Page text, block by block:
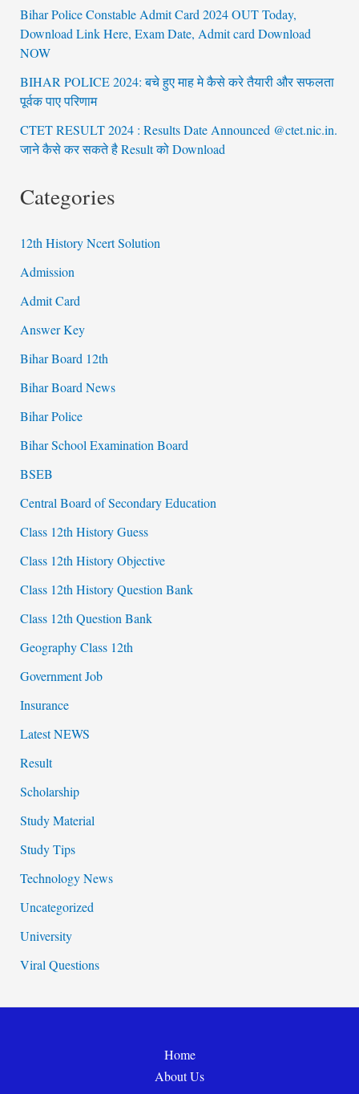
Bihar Police Constable Admit Card 2024 OUT Today,
Download Link Here, Exam Date, Admit card Download
NOW
BIHAR POLICE 2024: बचे हुए माह मे कैसे करे तैयारी और सफलता
पूर्वक पाए परिणाम
CTET RESULT 2024 : Results Date Announced @ctet.nic.in.
जाने कैसे कर सकते है Result को Download
Categories
12th History Ncert Solution
Admission
Admit Card
Answer Key
Bihar Board 12th
Bihar Board News
Bihar Police
Bihar School Examination Board
BSEB
Central Board of Secondary Education
Class 12th History Guess
Class 12th History Objective
Class 12th History Question Bank
Class 12th Question Bank
Geography Class 12th
Government Job
Insurance
Latest NEWS
Result
Scholarship
Study Material
Study Tips
Technology News
Uncategorized
University
Viral Questions
Home
About Us